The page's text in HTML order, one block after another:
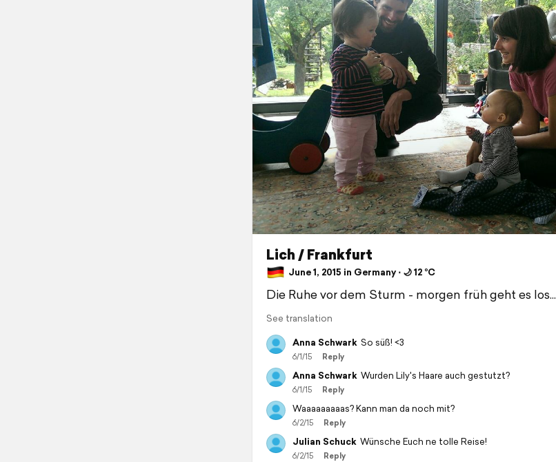
Lich / Frankfurt
June 1, 2015 in Germany ⋅ 🌙 12 °C
Die Ruhe vor dem Sturm - morgen früh geht es los...
See translation
Anna Schwark So süß! <3
6/1/15 Reply
Anna Schwark Wurden Lily's Haare auch gestutzt?
6/1/15 Reply
Waaaaaaaaas? Kann man da noch mit?
6/2/15 Reply
Julian Schuck Wünsche Euch ne tolle Reise!
6/2/15 Reply